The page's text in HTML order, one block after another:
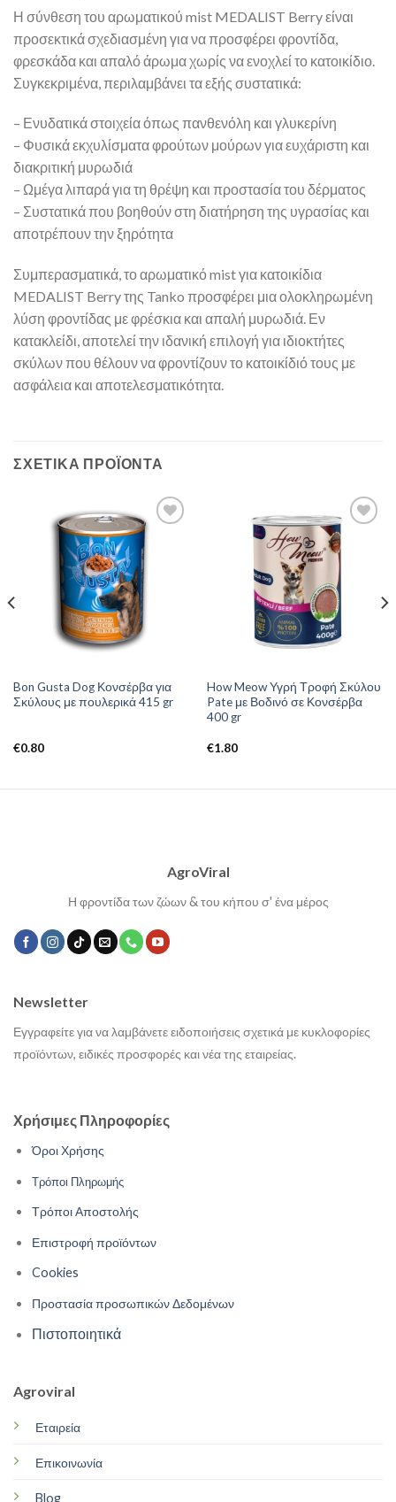
Η σύνθεση του αρωματικού mist MEDALIST Berry είναι
προσεκτικά σχεδιασμένη για να προσφέρει φροντίδα,
φρεσκάδα και απαλό άρωμα χωρίς να ενοχλεί το κατοικίδιο.
Συγκεκριμένα, περιλαμβάνει τα εξής συστατικά:
– Ενυδατικά στοιχεία όπως πανθενόλη και γλυκερίνη
– Φυσικά εκχυλίσματα φρούτων μούρων για ευχάριστη και
διακριτική μυρωδιά
– Ωμέγα λιπαρά για τη θρέψη και προστασία του δέρματος
– Συστατικά που βοηθούν στη διατήρηση της υγρασίας και
αποτρέπουν την ξηρότητα
Συμπερασματικά, το αρωματικό mist για κατοικίδια
MEDALIST Berry της Tanko προσφέρει μια ολοκληρωμένη
λύση φροντίδας με φρέσκια και απαλή μυρωδιά. Εν
κατακλείδι, αποτελεί την ιδανική επιλογή για ιδιοκτήτες
σκύλων που θέλουν να φροντίζουν το κατοικίδιό τους με
ασφάλεια και αποτελεσματικότητα.
ΣΧΕΤΙΚΆ ΠΡΟΪΌΝΤΑ
Bon Gusta Dog Κονσέρβα για
Σκύλους με πουλερικά 415 gr
€0.80
How Meow Υγρή Τροφή Σκύλου
Pate με Βοδινό σε Κονσέρβα
400 gr
€1.80
AgroViral
Η φροντίδα των ζώων & του κήπου σ' ένα μέρος
Χρήσιμες Πληροφορίες
Όροι Χρήσης
Τρόποι Πληρωμής
Τρόποι Αποστολής
Επιστροφή προϊόντων
Cookies
Προστασία προσωπικών Δεδομένων
Πιστοποιητικά
Agroviral
Εταιρεία
Επικοινωνία
Blog
Newsletter
Εγγραφείτε για να λαμβάνετε ειδοποιήσεις σχετικά με κυκλοφορίες
προϊόντων, ειδικές προσφορές και νέα της εταιρείας.